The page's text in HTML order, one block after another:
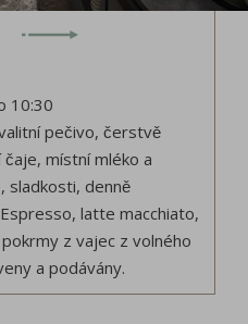
10:30
pečivo, čerstvě
místní mléko a
sladkosti, denně
latte macchiato,
z vajec z volného
a podávány.